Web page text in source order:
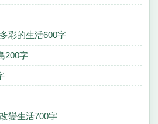
彩的生活600字
200字
變生活700字